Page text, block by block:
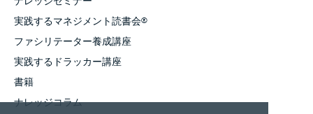
実践するマネジメント読書会®
ファシリテーター養成講座
実践するドラッカー講座
書籍
ナレッジコラム